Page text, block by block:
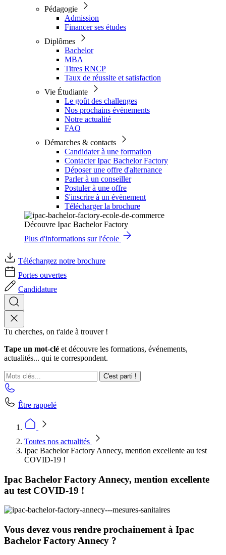
Pédagogie
Admission
Financer ses études
Diplômes
Bachelor
MBA
Titres RNCP
Taux de réussite et satisfaction
Vie Étudiante
Le goût des challenges
Nos prochains évènements
Notre actualité
FAQ
Démarches & contacts
Candidater à une formation
Contacter Ipac Bachelor Factory
Déposer une offre d'alternance
Parler à un conseiller
Postuler à une offre
S'inscrire à un évènement
Télécharger la brochure
Découvre Ipac Bachelor Factory
Plus d'informations sur l'école
Téléchargez notre brochure
Portes ouvertes
Candidature
Tu cherches, on t'aide à trouver !
Tape un mot-clé et découvre les formations, événements,
actualités... qui te correspondent.
C'est parti !
Être rappelé
Toutes nos actualités
Ipac Bachelor Factory Annecy, mention excellente au test
COVID-19 !
Ipac Bachelor Factory Annecy, mention excellente
au test COVID-19 !
Vous devez vous rendre prochainement à Ipac
Bachelor Factory Annecy ?